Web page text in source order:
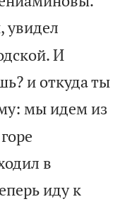
увидел
И
и откуда ты
мы идем из
в
иду к